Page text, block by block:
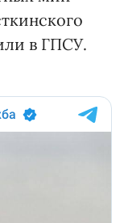
в ГПСУ.